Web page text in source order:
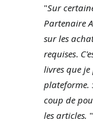
"Sur
Partenaire
sur les
requises.
livres que
plateforme.
coup de
les articles. "